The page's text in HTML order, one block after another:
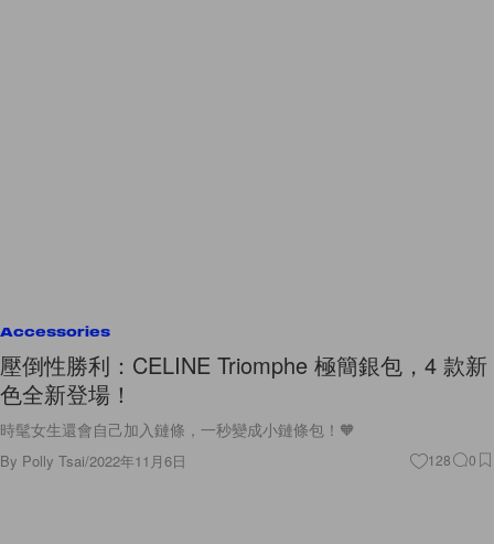
Accessories
壓倒性勝利：CELINE Triomphe 極簡銀包，4 款新
色全新登場！
時髦女生還會自己加入鏈條，一秒變成小鏈條包！🧡
By Polly Tsai/2022年11月6日 128 0